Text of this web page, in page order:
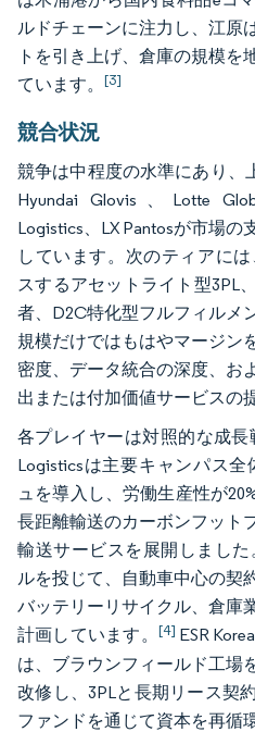
ルドチェーンに注力し、江原
トを引き上げ、倉庫の規模を
ています。 [3]
競合状況
競争は中程度の水準にあり、
Hyundai Glovis、Lotte
Logistics、LX Pantosが市場
しています。次のティアに
スするアセットライト型3PL
者、D2C特化型フルフィルメ
規模だけではもはやマージン
密度、データ統合の深度、お
出または付加価値サービスの
各プレイヤーは対照的な成
Logisticsは主要キャンパス
ュを導入し、労働生産性が
長距離輸送のカーボンフット
輸送サービスを展開しました
ルを投じて、自動車中心の契
バッテリーリサイクル、倉庫
計画しています。 [4] ESR
は、ブラウンフィールド工場
改修し、3PLと長期リース契
ファンドを通じて資本を再循